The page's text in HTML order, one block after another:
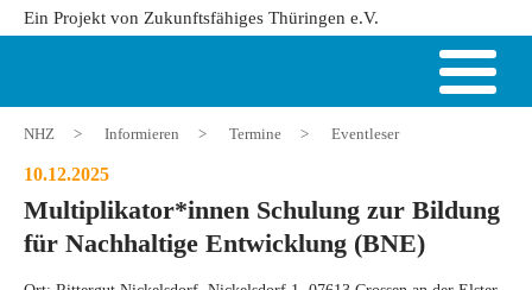
Ein Projekt von Zukunftsfähiges Thüringen e.V.
NHZ > Informieren > Termine > Eventleser
10.12.2025
Multiplikator*innen Schulung zur Bildung
für Nachhaltige Entwicklung (BNE)